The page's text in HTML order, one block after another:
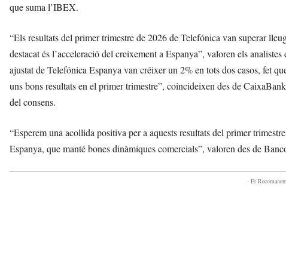
que suma l’IBEX.
“Els resultats del primer trimestre de 2026 de Telefónica van superar
destacat és l’acceleració del creixement a Espanya”, valoren els
ajustat de Telefónica Espanya van créixer un 2% en tots dos casos, fet
uns bons resultats en el primer trimestre”, coincideixen des de
del consens.
“Esperem una acollida positiva per a aquests resultats del primer
Espanya, que manté bones dinàmiques comercials”, valoren des de
- Et